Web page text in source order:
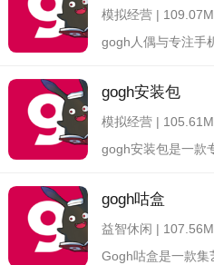
模拟经营 | 109.07M
gogh安装包
模拟经营 | 105.61M
gogh咕盒
益智休闲 | 107.56M